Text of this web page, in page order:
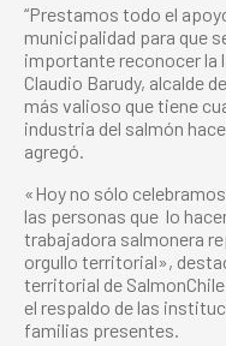
“Prestamos todo el
municipalidad para que
importante reconocer la
Claudio Barudy, alcalde
más valioso que tiene
industria del salmón
agregó.
«Hoy no sólo
las personas que lo
trabajadora salmonera
orgullo territorial»,
territorial de
el respaldo de las
familias presentes.